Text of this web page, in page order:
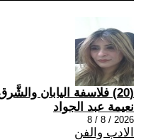
(20) فلاسفة اليابان والشَّرق: ساموراي ومماليك
نعيمة عبد الجواد
2026 / 8 / 8
الادب والفن